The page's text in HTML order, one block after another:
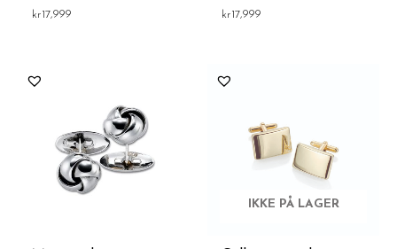
kr17,999 kr17,999
IKKE PÅ LAGER